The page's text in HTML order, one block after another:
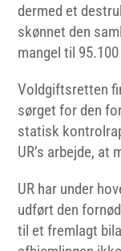
dermed et
skønnet den
mangel til
Voldgiftsretten
sørget for den
statisk
UR’s arbejde,
UR har under
udført den
til et fremlagt